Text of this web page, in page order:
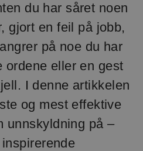
du har såret noen
gjort en feil på jobb,
på noe du har
ordene eller en gest
I denne artikkelen
og mest effektive
unnskyldning på –